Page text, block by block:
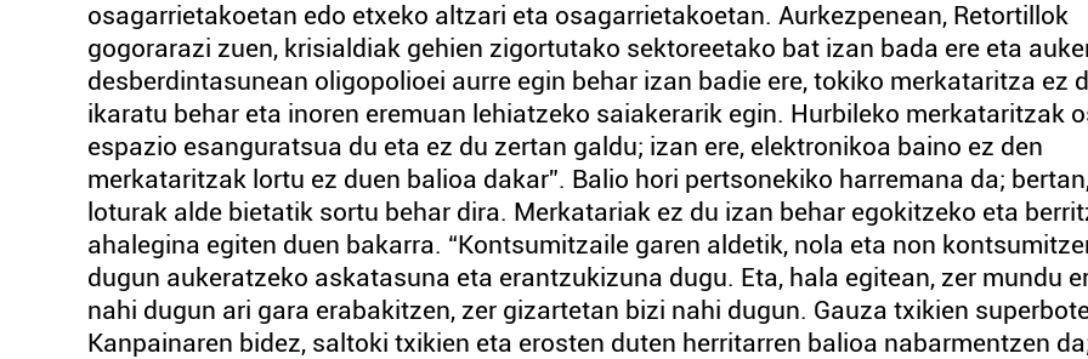
osagarrietakoetan edo etxeko altzari eta osagarrietakoetan. Aurkezpenean, Retortillok
gogorarazi zuen, krisialdiak gehien zigortutako sektoreetako bat izan bada ere eta
desberdintasunean oligopolioei aurre egin behar izan badie ere, tokiko merkataritza ez
ikaratu behar eta inoren eremuan lehiatzeko saiakerarik egin. Hurbileko merkataritzak
espazio esanguratsua du eta ez du zertan galdu; izan ere, elektronikoa baino ez den
merkataritzak lortu ez duen balioa dakar”. Balio hori pertsonekiko harremana da;
loturak alde bietatik sortu behar dira. Merkatariak ez du izan behar egokitzeko eta
ahalegina egiten duen bakarra. “Kontsumitzaile garen aldetik, nola eta non
dugun aukeratzeko askatasuna eta erantzukizuna dugu. Eta, hala egitean, zer mundu
nahi dugun ari gara erabakitzen, zer gizartetan bizi nahi dugun. Gauza txikien
Kanpainaren bidez, saltoki txikien eta erosten duten herritarren balioa nabarmentzen